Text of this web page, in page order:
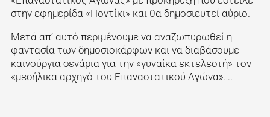
στην εφημερίδα «Ποντίκι» και θα δημοσιευτεί αύριο.
Μετά απ’ αυτό περιμένουμε να αναζωπυρωθεί η
φαντασία των δημοσιοκάρφων και να διαβάσουμε
καινούργια σενάρια για την «γυναίκα εκτελεστή» τον
«μεσήλικα αρχηγό του Επαναστατικού Αγώνα»….